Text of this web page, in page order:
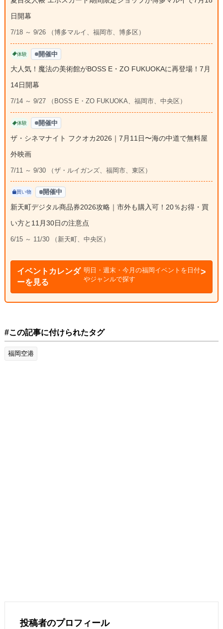
日開幕
7/18 ～ 9/26 （博多マルイ、福岡市、博多区）
体験 開催中
大人気！魔法の美術館がBOSS E・ZO FUKUOKAに再登場！7月
14日開幕
7/14 ～ 9/27 （BOSS E・ZO FUKUOKA、福岡市、中央区）
体験 開催中
ザ・シネマナイト フクオカ2026｜7月11日〜海の中道で無料屋
外映画
7/11 ～ 9/30 （ザ・ルイガンズ、福岡市、東区）
買い物 開催中
新天町デジタル商品券2026攻略｜市外も購入可！20％お得・買
い方と11月30日の注意点
6/15 ～ 11/30 （新天町、中央区）
イベントカレンダ
ーを見る
明日・週末・今月の福岡イベントを日付
やジャンルで探す
#この記事に付けられたタグ
福岡空港
投稿者のプロフィール